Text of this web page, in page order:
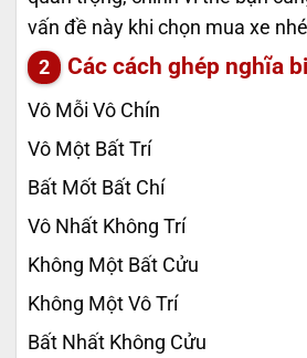
vấn đề này khi chọn mua xe
Các cách ghép nghĩa
Vô Mỗi Vô Chín
Vô Một Bất Trí
Bất Mốt Bất Chí
Vô Nhất Không Trí
Không Một Bất Cửu
Không Một Vô Trí
Bất Nhất Không Cửu